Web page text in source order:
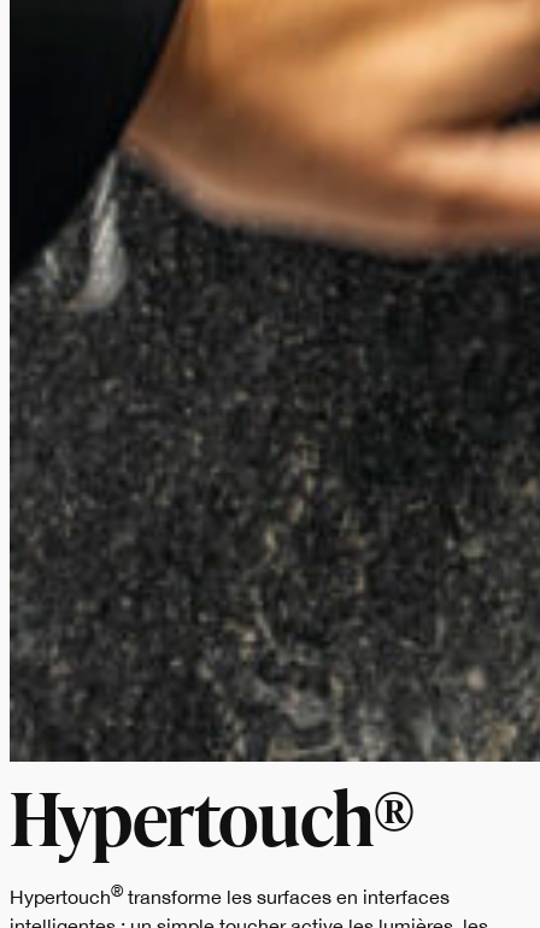
Hypertouch®
Hypertouch® transforme les surfaces en interfaces